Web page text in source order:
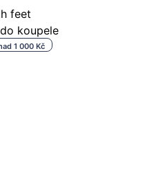
1 000 Kč